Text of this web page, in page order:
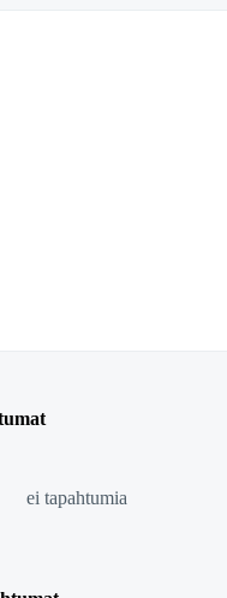
ei tapahtumia